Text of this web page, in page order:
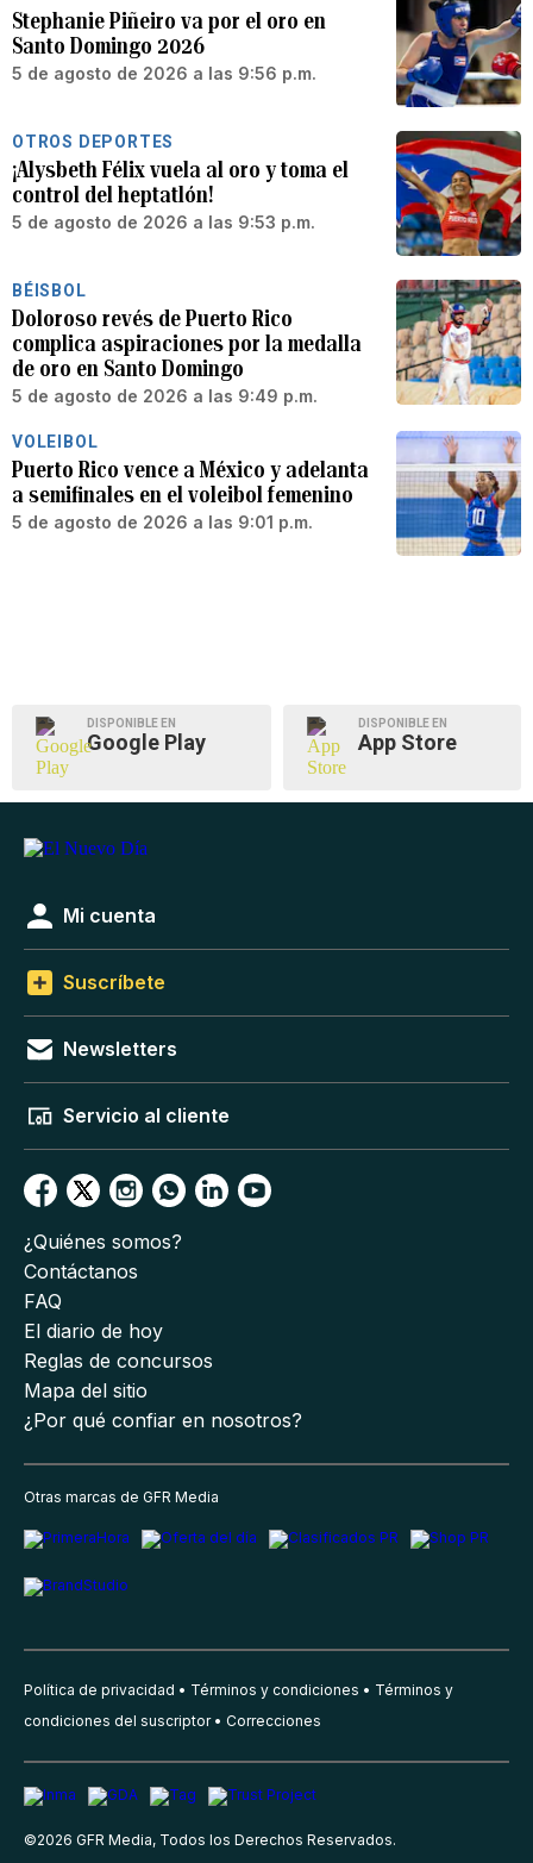
Stephanie Piñeiro va por el oro en
Santo Domingo 2026
5 de agosto de 2026 a las 9:56 p.m.
OTROS DEPORTES
¡Alysbeth Félix vuela al oro y toma el
control del heptatlón!
5 de agosto de 2026 a las 9:53 p.m.
BÉISBOL
Doloroso revés de Puerto Rico
complica aspiraciones por la medalla
de oro en Santo Domingo
5 de agosto de 2026 a las 9:49 p.m.
VOLEIBOL
Puerto Rico vence a México y adelanta
a semifinales en el voleibol femenino
5 de agosto de 2026 a las 9:01 p.m.
DISPONIBLE EN
Google Play
DISPONIBLE EN
App Store
Mi cuenta
Suscríbete
Newsletters
Servicio al cliente
¿Quiénes somos?
Contáctanos
FAQ
El diario de hoy
Reglas de concursos
Mapa del sitio
¿Por qué confiar en nosotros?
Otras marcas de GFR Media
Política de privacidad Términos y condiciones
Términos y
condiciones del suscriptor
Correcciones
©2026 GFR Media, Todos los Derechos Reservados.